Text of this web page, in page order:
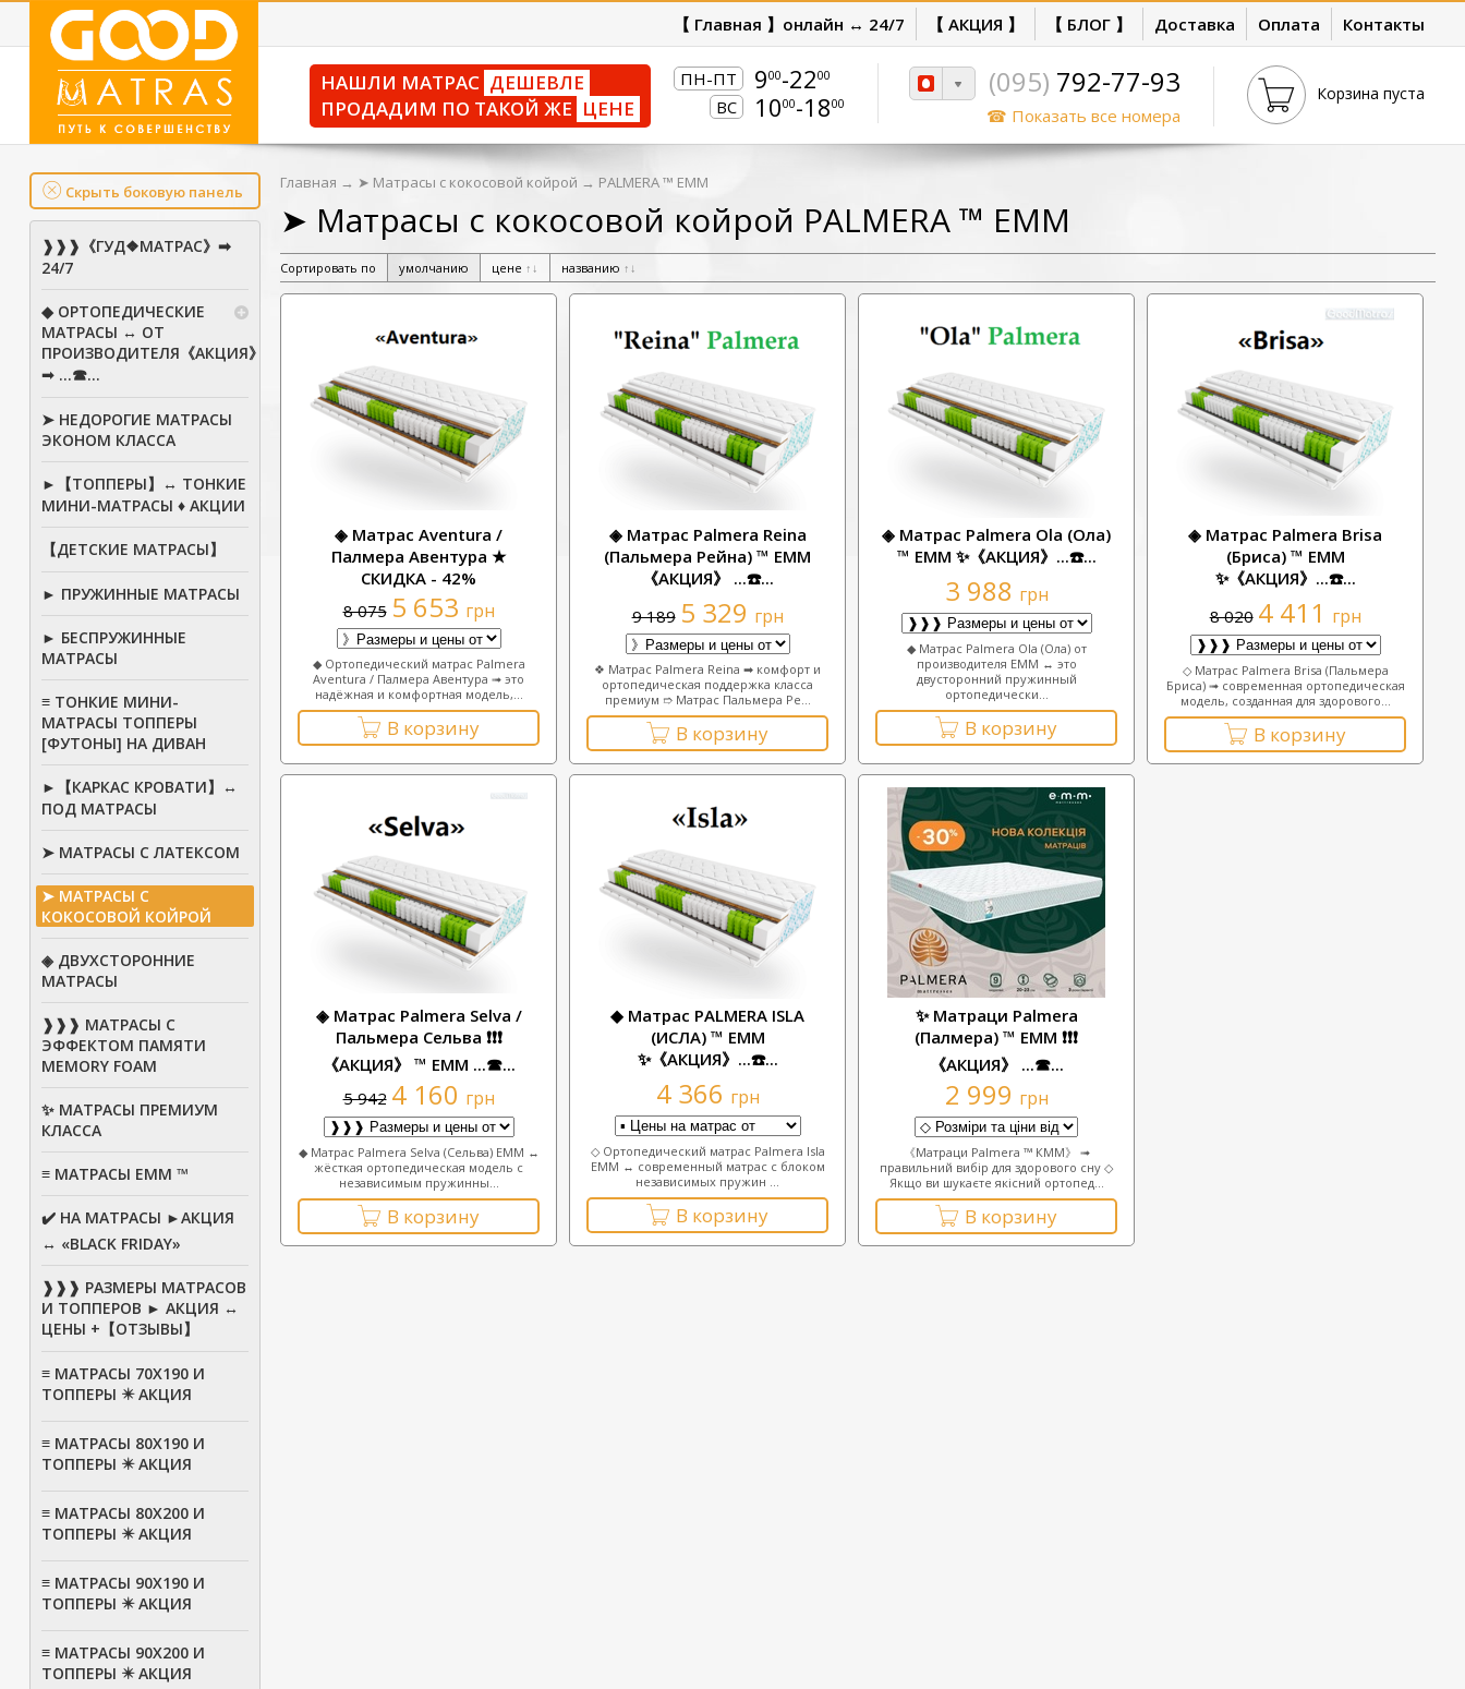
【 Главная 】онлайн ↔ 24/7 【 АКЦИЯ 】 【 БЛОГ 】 Доставка Оплата Контакты
Корзина пуста
(095) 792-77-93
☎ Показать все номера
ПН-ПТ 900-2200
ВС 1000-1800
НАШЛИ МАТРАС ДЕШЕВЛЕ
ПРОДАДИМ ПО ТАКОЙ ЖЕ ЦЕНЕ
Скрыть боковую панель
❱❱❱《ГУД❖МАТРАС》➡
24/7
◆ ОРТОПЕДИЧЕСКИЕ
МАТРАСЫ ↔ ОТ
ПРОИЗВОДИТЕЛЯ《АКЦИЯ》
➟ ...☎...
➤ НЕДОРОГИЕ МАТРАСЫ
ЭКОНОМ КЛАССА
►【ТОППЕРЫ】↔ ТОНКИЕ
МИНИ-МАТРАСЫ ♦ АКЦИИ
【ДЕТСКИЕ МАТРАСЫ】
► ПРУЖИННЫЕ МАТРАСЫ
► БЕСПРУЖИННЫЕ
МАТРАСЫ
≡ ТОНКИЕ МИНИ-
МАТРАСЫ ТОППЕРЫ
[ФУТОНЫ] НА ДИВАН
►【КАРКАС КРОВАТИ】↔
ПОД МАТРАСЫ
➤ МАТРАСЫ С ЛАТЕКСОМ
➤ МАТРАСЫ С
КОКОСОВОЙ КОЙРОЙ
◈ ДВУХСТОРОННИЕ
МАТРАСЫ
❱❱❱ МАТРАСЫ С
ЭФФЕКТОМ ПАМЯТИ
MEMORY FOAM
✨ МАТРАСЫ ПРЕМИУМ
КЛАССА
≡ МАТРАСЫ ЕММ ™
✔️ НА МАТРАСЫ ►АКЦИЯ
↔ «BLACK FRIDAY»
❱❱❱ РАЗМЕРЫ МАТРАСОВ
И ТОППЕРОВ ► АКЦИЯ ↔
ЦЕНЫ +【ОТЗЫВЫ】
≡ МАТРАСЫ 70Х190 И
ТОППЕРЫ ✴️ АКЦИЯ
≡ МАТРАСЫ 80X190 И
ТОППЕРЫ ✴️ АКЦИЯ
≡ МАТРАСЫ 80Х200 И
ТОППЕРЫ ✴️ АКЦИЯ
≡ МАТРАСЫ 90Х190 И
ТОППЕРЫ ✴️ АКЦИЯ
≡ МАТРАСЫ 90Х200 И
ТОППЕРЫ ✴️ АКЦИЯ
Главная → ➤ Матрасы с кокосовой койрой → PALMERA ™ ЕММ
➤ Матрасы с кокосовой койрой PALMERA ™ ЕММ
Сортировать по умолчанию цене ↑ ↓ названию ↑ ↓
◈ Матрас Aventura /
Палмера Авентура ★
СКИДКА - 42%
8 075 5 653 грн
◆ Ортопедический матрас Palmera
Aventura / Палмера Авентура ➟ это
надёжная и комфортная модель,...
В корзину
◈ Матрас Palmera Reina
(Пальмера Рейна) ™ ЕММ
《АКЦИЯ》 ...☎️...
9 189 5 329 грн
❖ Матрас Palmera Reina ➡ комфорт и
ортопедическая поддержка класса
премиум ➱ Матрас Пальмера Ре...
В корзину
◈ Матрас Palmera Ola (Ола)
™ ЕММ ✨《АКЦИЯ》...☎️...
3 988 грн
◆ Матрас Palmera Ola (Ола) от
производителя EMM ↔ это
двусторонний пружинный
ортопедически...
В корзину
◈ Матрас Palmera Brisa
(Бриса) ™ ЕММ
✨《АКЦИЯ》...☎️...
8 020 4 411 грн
◇ Матрас Palmera Brisa (Пальмера
Бриса) ➟ современная ортопедическая
модель, созданная для здорового...
В корзину
◈ Матрас Palmera Selva /
Пальмера Сельва ❗❗❗
《АКЦИЯ》 ™ ЕММ ...☎...
5 942 4 160 грн
◆ Матрас Palmera Selva (Сельва) ЕММ ↔
жёсткая ортопедическая модель с
независимым пружинны...
В корзину
◆ Матрас PALMERA ISLA
(ИСЛА) ™ ЕММ
✨《АКЦИЯ》...☎️...
4 366 грн
◇ Ортопедический матрас Palmera Isla
ЕММ ↔ современный матрас с блоком
независимых пружин ...
В корзину
✨ Матраци Palmera
(Палмера) ™ ЕММ ❗❗❗
《АКЦИЯ》 ...☎...
2 999 грн
《Матраци Palmera ™ КММ》 ➟
правильний вибір для здорового сну ◇
Якщо ви шукаєте якісний ортопед...
В корзину